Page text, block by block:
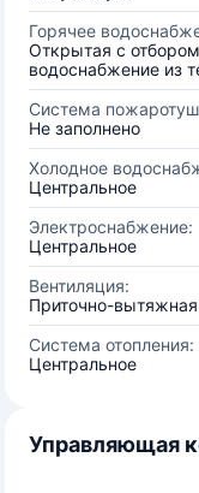
Горячее
Открытая с
водоснабжение из
Система
Не заполнено
Холодное
Центральное
Электроснабжение:
Центральное
Вентиляция:
Приточно-вытяжная
Система отопления:
Центральное
Управляющая